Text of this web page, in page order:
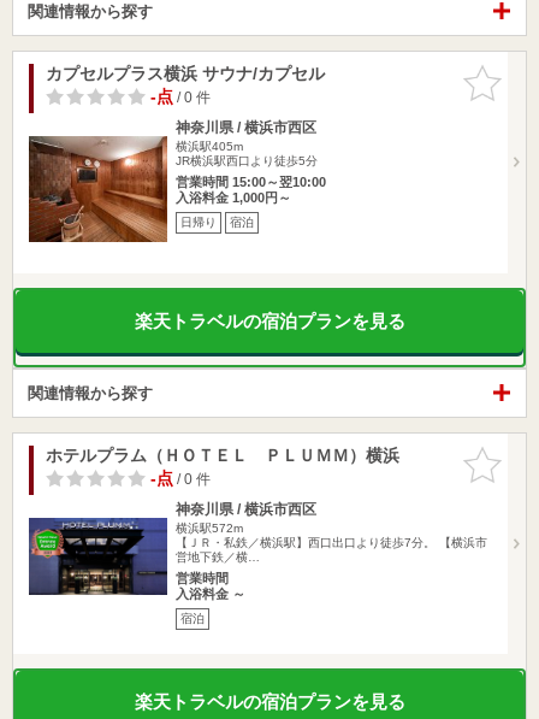
関連情報から探す
お気に入
りに追加
カプセルプラス横浜 サウナ/カプセル
-点/ 0 件
神奈川県 / 横浜市西区
横浜駅405m
JR横浜駅西口より徒歩5分
営業時間 15:00～翌10:00
入浴料金 1,000円～
日帰り 宿泊
楽天トラベルの宿泊プランを見る
関連情報から探す
お気に入
りに追加
ホテルプラム（ＨＯＴＥＬ ＰＬＵＭＭ）横浜
-点/ 0 件
神奈川県 / 横浜市西区
横浜駅572m
【ＪＲ・私鉄／横浜駅】西口出口より徒歩7分。 【横浜市
営地下鉄／横…
営業時間
入浴料金 ～
宿泊
楽天トラベルの宿泊プランを見る